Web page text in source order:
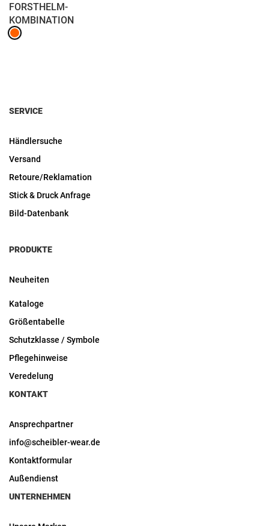
FORSTHELM-
KOMBINATION
SERVICE
Händlersuche
Versand
Retoure/Reklamation
Stick & Druck Anfrage
Bild-Datenbank
PRODUKTE
Neuheiten
Kataloge
Größentabelle
Schutzklasse / Symbole
Pflegehinweise
Veredelung
KONTAKT
Ansprechpartner
info@scheibler-wear.de
Kontaktformular
Außendienst
UNTERNEHMEN